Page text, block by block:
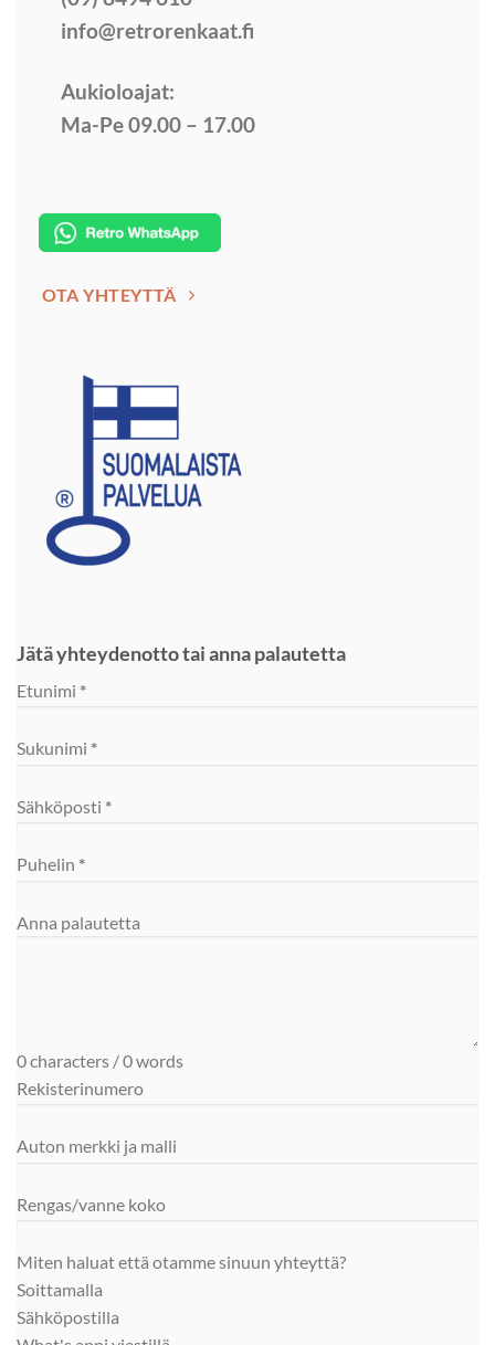
info@retrorenkaat.fi
Aukioloajat:
Ma-Pe 09.00 – 17.00
OTA YHTEYTTÄ
Jätä yhteydenotto tai anna palautetta
Section
Etunimi *
Sukunimi *
Sähköposti *
Puhelin *
Anna palautetta
0 characters / 0 words
Rekisterinumero
Auton merkki ja malli
Rengas/vanne koko
Miten haluat että otamme sinuun yhteyttä?
Soittamalla
Sähköpostilla